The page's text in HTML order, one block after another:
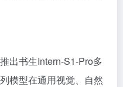
出书生Intern-S1-Pro多
模型在通用视觉、自然